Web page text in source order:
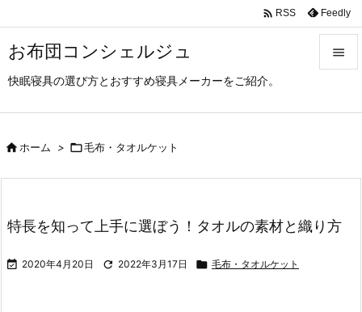
お布団コンシェルジュ
快眠寝具の選び方とおすすめ寝具メーカーをご紹介。

次へ
 RSS Feedly
ホーム > 毛布・タオルケット
特長を知って上手に選ぼう！タオルの素材と織り方
 2020年4月20日  2022年3月17日  毛布・タオルケット